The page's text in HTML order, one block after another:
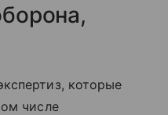
которые
числе